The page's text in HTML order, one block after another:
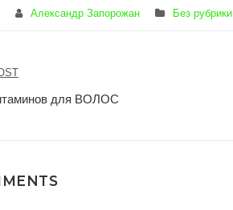
Александр Запорожан Без рубрики
для ВОЛОС